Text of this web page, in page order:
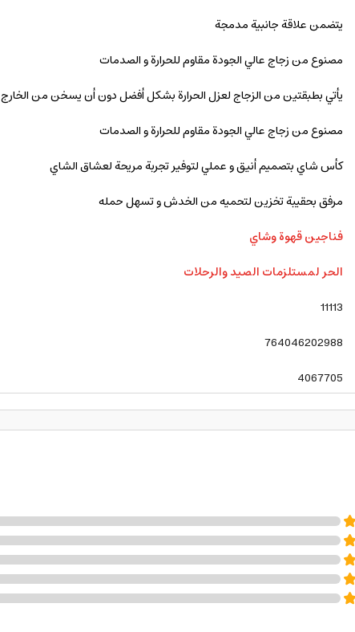
يتضمن علاقة جانبية مدمجة
مصنوع من زجاج عالي الجودة مقاوم للحرارة و الصدمات
يأتي بطبقتين من الزجاج لعزل الحرارة بشكل أفضل دون أن يسخن من الخارج
مصنوع من زجاج عالي الجودة مقاوم للحرارة و الصدمات
كأس شاي بتصميم أنيق و عملي لتوفير تجربة مريحة لعشاق الشاي
مرفق بحقيبة تخزين لتحميه من الخدش و تسهل حمله
فناجين قهوة وشاي
الحر لمستلزمات الصيد والرحلات
11113
764046202988
4067705